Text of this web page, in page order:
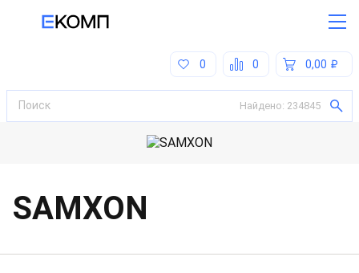
0,00
0
0
Найдено: 234845
SAMXON